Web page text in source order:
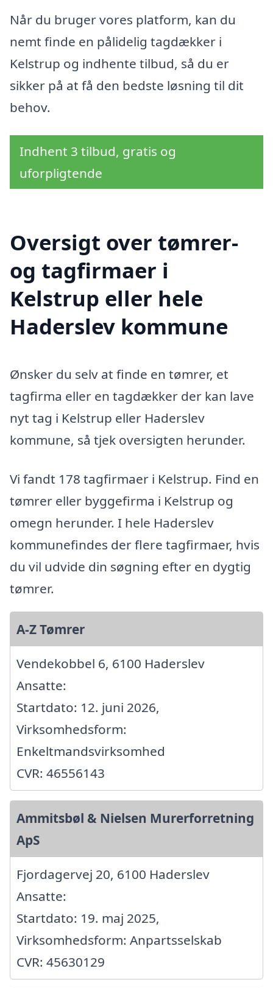
Når du bruger vores platform, kan du
nemt finde en pålidelig tagdækker i
Kelstrup og indhente tilbud, så du er
sikker på at få den bedste løsning til dit
behov.
Indhent 3 tilbud, gratis og
uforpligtende
Oversigt over tømrer-
og tagfirmaer i
Kelstrup eller hele
Haderslev kommune
Ønsker du selv at finde en tømrer, et
tagfirma eller en tagdækker der kan lave
nyt tag i Kelstrup eller Haderslev
kommune, så tjek oversigten herunder.
Vi fandt 178 tagfirmaer i Kelstrup. Find en
tømrer eller byggefirma i Kelstrup og
omegn herunder. I hele Haderslev
kommunefindes der flere tagfirmaer, hvis
du vil udvide din søgning efter en dygtig
tømrer.
A-Z Tømrer
Vendekobbel 6, 6100 Haderslev
Ansatte:
Startdato: 12. juni 2026,
Virksomhedsform:
Enkeltmandsvirksomhed
CVR: 46556143
Ammitsbøl & Nielsen Murerforretning
ApS
Fjordagervej 20, 6100 Haderslev
Ansatte:
Startdato: 19. maj 2025,
Virksomhedsform: Anpartsselskab
CVR: 45630129